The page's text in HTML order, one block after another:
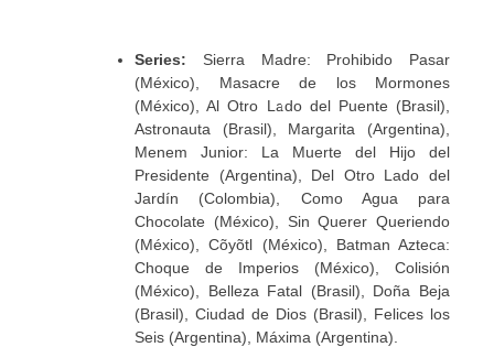
Series: Sierra Madre: Prohibido Pasar
(México), Masacre de los Mormones
(México), Al Otro Lado del Puente (Brasil),
Astronauta (Brasil), Margarita (Argentina),
Menem Junior: La Muerte del Hijo del
Presidente (Argentina), Del Otro Lado del
Jardín (Colombia), Como Agua para
Chocolate (México), Sin Querer Queriendo
(México), Cõyõtl (México), Batman Azteca:
Choque de Imperios (México), Colisión
(México), Belleza Fatal (Brasil), Doña Beja
(Brasil), Ciudad de Dios (Brasil), Felices los
Seis (Argentina), Máxima (Argentina).